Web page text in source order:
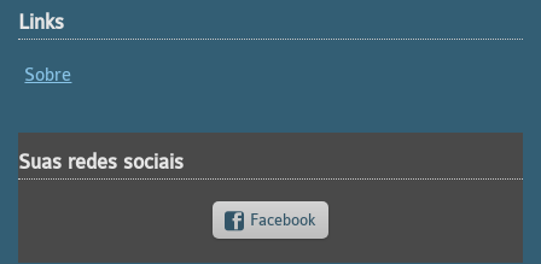
Links
Sobre
Suas redes sociais
Facebook